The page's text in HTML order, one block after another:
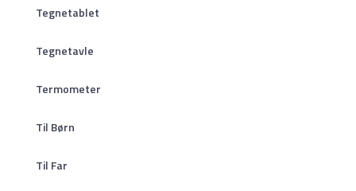
Tegnetablet
Tegnetavle
Termometer
Til Børn
Til Far